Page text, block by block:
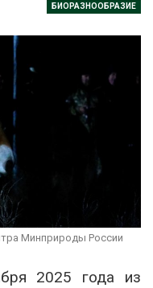
БИОРАЗНООБРАЗИЕ
Минприроды России
2025 года из